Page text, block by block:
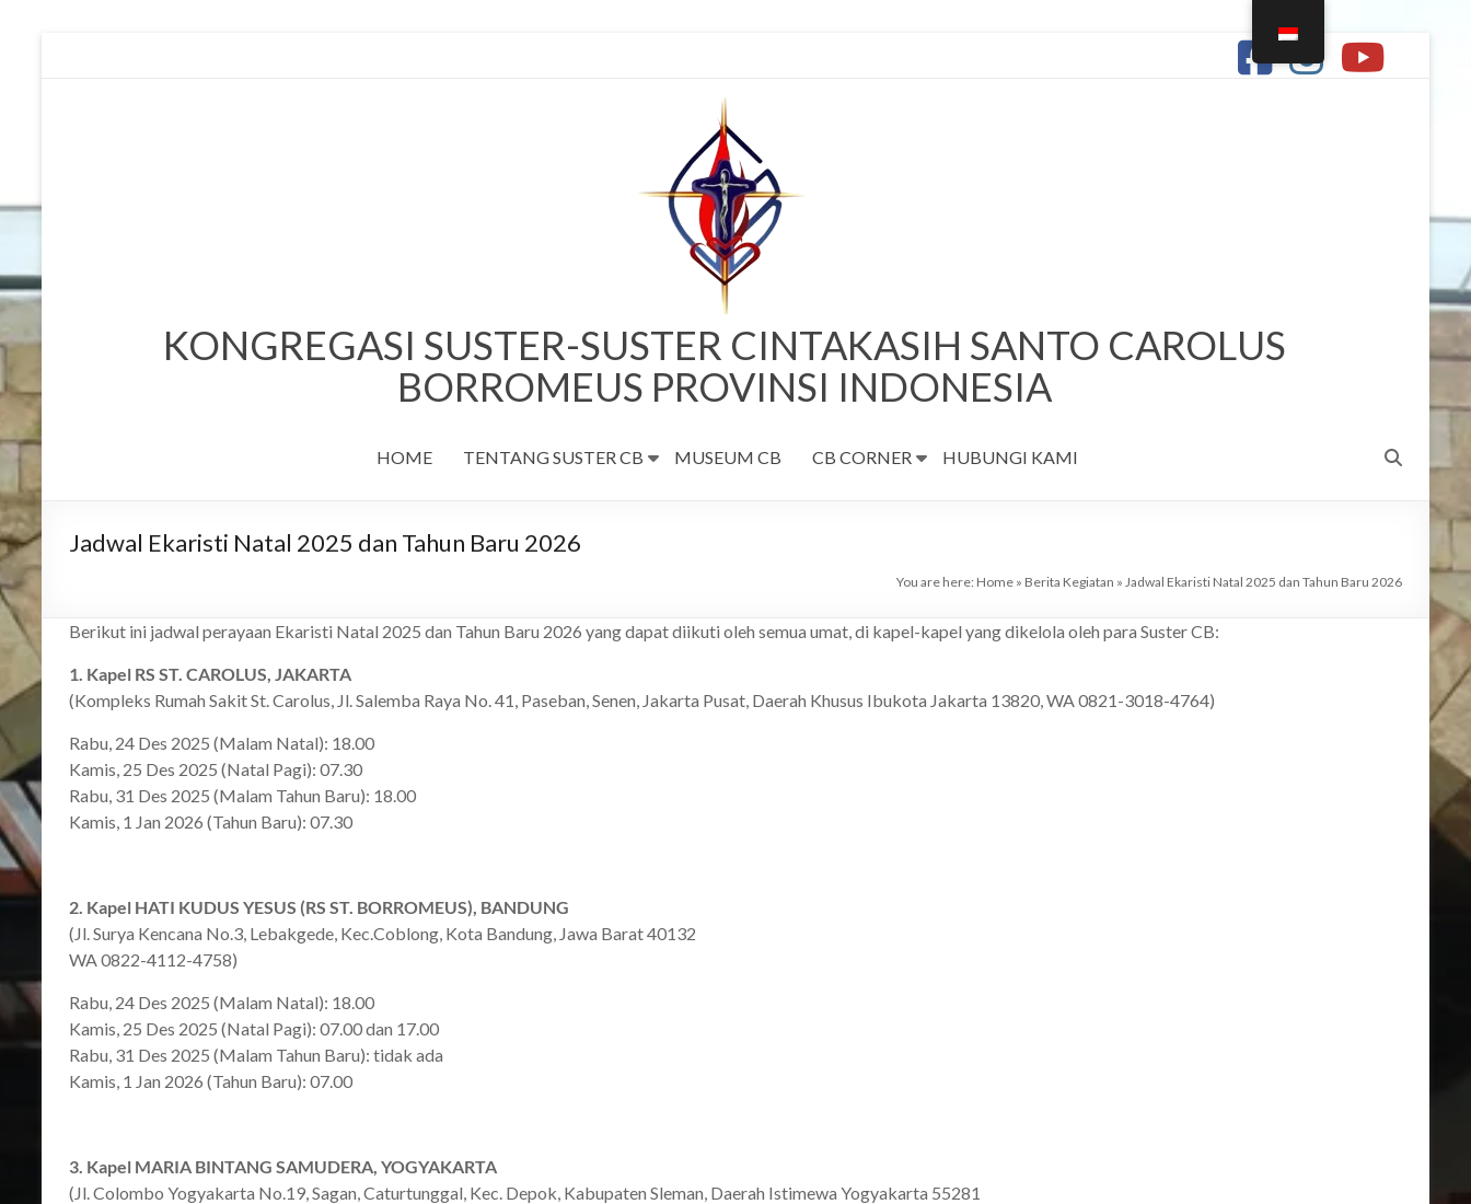
KONGREGASI SUSTER-SUSTER CINTAKASIH SANTO CAROLUS
BORROMEUS PROVINSI INDONESIA
HOME TENTANG SUSTER CB MUSEUM CB CB CORNER HUBUNGI KAMI
Jadwal Ekaristi Natal 2025 dan Tahun Baru 2026
You are here: Home » Berita Kegiatan » Jadwal Ekaristi Natal 2025 dan Tahun Baru 2026
Berikut ini jadwal perayaan Ekaristi Natal 2025 dan Tahun Baru 2026 yang dapat diikuti oleh semua umat, di kapel-kapel yang dikelola oleh para Suster CB:
1. Kapel RS ST. CAROLUS, JAKARTA
(Kompleks Rumah Sakit St. Carolus, Jl. Salemba Raya No. 41, Paseban, Senen, Jakarta Pusat, Daerah Khusus Ibukota Jakarta 13820, WA 0821-3018-4764)
Rabu, 24 Des 2025 (Malam Natal): 18.00
Kamis, 25 Des 2025 (Natal Pagi): 07.30
Rabu, 31 Des 2025 (Malam Tahun Baru): 18.00
Kamis, 1 Jan 2026 (Tahun Baru): 07.30
2. Kapel HATI KUDUS YESUS (RS ST. BORROMEUS), BANDUNG
(Jl. Surya Kencana No.3, Lebakgede, Kec.Coblong, Kota Bandung, Jawa Barat 40132
WA 0822-4112-4758)
Rabu, 24 Des 2025 (Malam Natal): 18.00
Kamis, 25 Des 2025 (Natal Pagi): 07.00 dan 17.00
Rabu, 31 Des 2025 (Malam Tahun Baru): tidak ada
Kamis, 1 Jan 2026 (Tahun Baru): 07.00
3. Kapel MARIA BINTANG SAMUDERA, YOGYAKARTA
(Jl. Colombo Yogyakarta No.19, Sagan, Caturtunggal, Kec. Depok, Kabupaten Sleman, Daerah Istimewa Yogyakarta 55281